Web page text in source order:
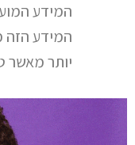
המידע
יותר מאשר